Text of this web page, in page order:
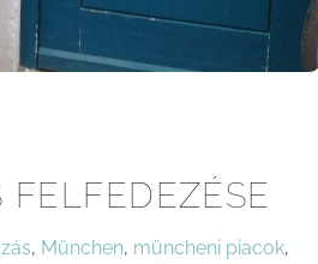
, München, müncheni piacok,